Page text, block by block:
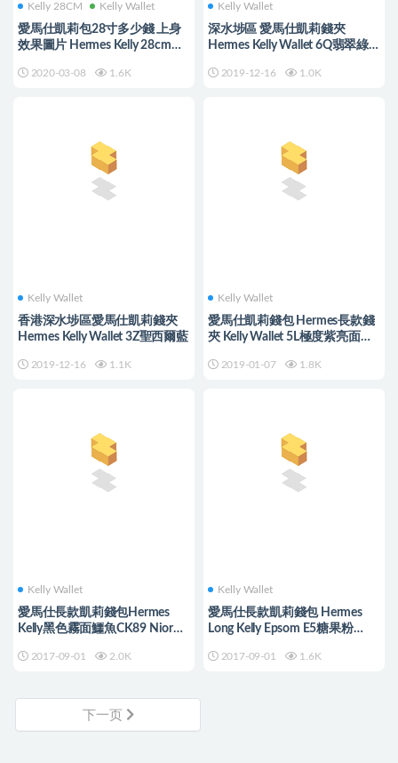
Kelly 28CM Kelly Wallet
愛馬仕凱莉包28寸多少錢 上身
效果圖片 Hermes Kelly 28cm
2020-03-08 1.6K
Kelly Wallet
深水埗區 愛馬仕凱莉錢夾
Hermes Kelly Wallet 6Q翡翠綠
2019-12-16 1.0K
Kelly Wallet
香港深水埗區愛馬仕凱莉錢夾
Hermes Kelly Wallet 3Z聖西爾藍
2019-12-16 1.1K
Kelly Wallet
愛馬仕凱莉錢包 Hermes長款錢
夾 Kelly Wallet 5L極度紫亮面方
2019-01-07 1.8K
Kelly Wallet
愛馬仕長款凱莉錢包Hermes
Kelly黑色霧面鱷魚CK89 Nior黑
2017-09-01 2.0K
Kelly Wallet
愛馬仕長款凱莉錢包 Hermes
Long Kelly Epsom E5糖果粉
2017-09-01 1.6K
下一页